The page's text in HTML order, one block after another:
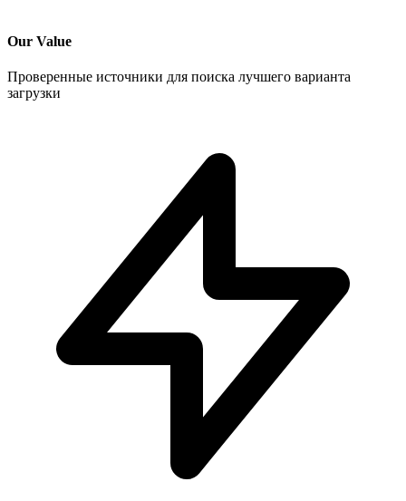
Our Value
Проверенные источники для поиска лучшего варианта
загрузки